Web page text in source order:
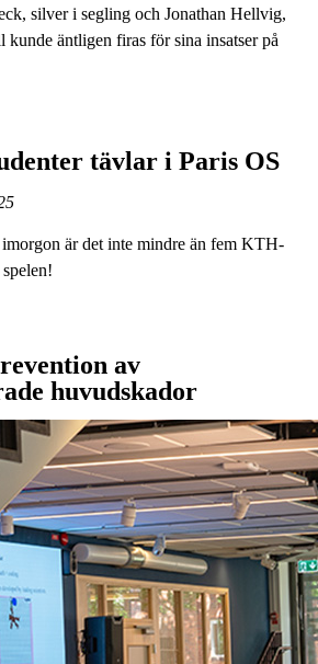
silver i segling och Jonathan Hellvig,
äntligen firas för sina insatser på
tävlar i Paris OS
är det inte mindre än fem KTH-
av
huvudskador